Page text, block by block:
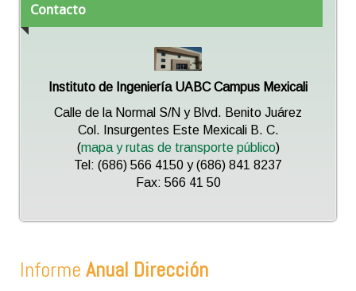
Contacto
Instituto de Ingeniería UABC Campus Mexicali
Calle de la Normal S/N y Blvd. Benito Juárez
Col. Insurgentes Este Mexicali B. C.
(mapa y rutas de transporte público)
Tel: (686) 566 4150 y (686) 841 8237
Fax: 566 41 50
Informe Anual Dirección